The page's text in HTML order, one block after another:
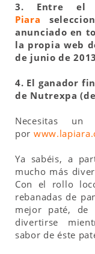
3. Entre
Piara
anunciado en
la propia web
de junio de
4. El ganador
de Nutrexpa
Necesitas un
por
Ya sabéis, a
mucho más
Con el rollo
rebanadas de
mejor paté, de
divertirse
sabor de éste